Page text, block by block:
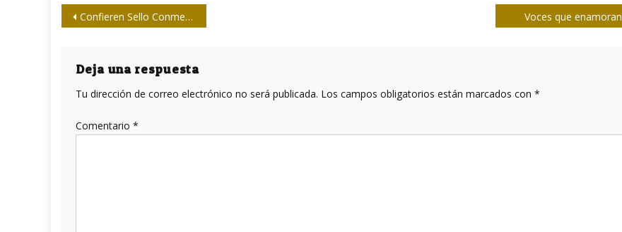
Navegación
entradas
Confieren Sello Conmemorativo por los 60 años de la UNEAC, a Raúl y Díaz-Canel Voces que enamoran
Deja una respuesta
Tu dirección de correo electrónico no será publicada. Los campos obligatorios están marcados con *
Comentario *